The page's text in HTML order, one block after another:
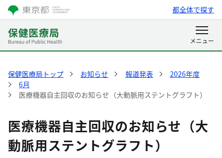
都全体で探す
保健医療局トップ お知らせ 報道発表
2026年度
6月
医療機器自主回収のお知らせ（大動脈用ステントグラフト）
医療機器自主回収のお知らせ（大
動脈用ステントグラフト）